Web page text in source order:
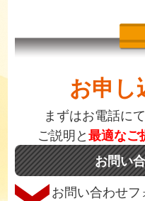
お申し
まずはお電話に
ご説明と最適なご
お問い
お問い合わせ